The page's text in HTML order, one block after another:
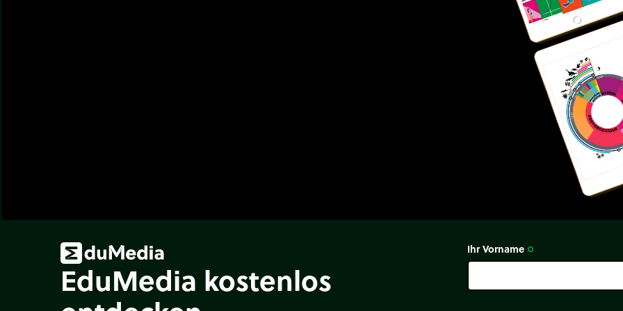
EduMedia kostenlos
Ihr Vorname trip_origin